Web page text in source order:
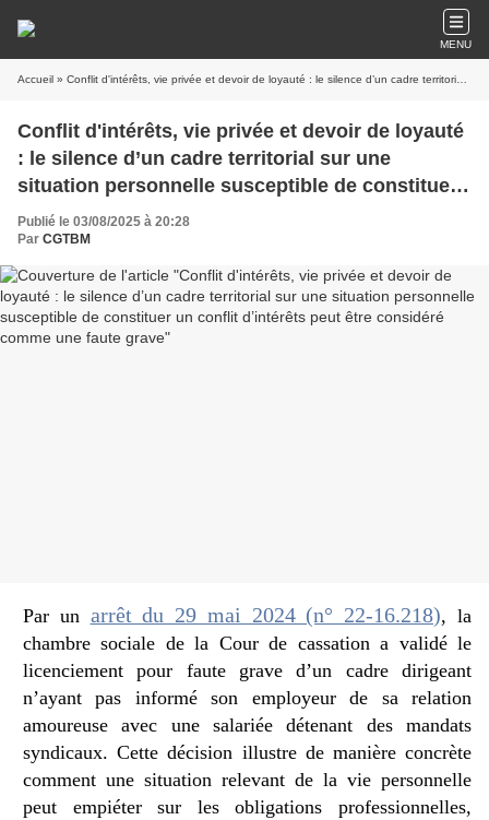
MENU
Accueil » Conflit d'intérêts, vie privée et devoir de loyauté : le silence d’un cadre territorial sur une situation personnelle susceptible de constituer un conflit d’intérêts peut être considéré comme une faute grave
Conflit d'intérêts, vie privée et devoir de loyauté
: le silence d’un cadre territorial sur une
situation personnelle susceptible de constituer
un conflit d’intérêts peut être considéré comme
une faute grave
Publié le 03/08/2025 à 20:28
Par CGTBM
Par un arrêt du 29 mai 2024 (n° 22-16.218), la
chambre sociale de la Cour de cassation a validé le
licenciement pour faute grave d’un cadre dirigeant
n’ayant pas informé son employeur de sa relation
amoureuse avec une salariée détenant des mandats
syndicaux. Cette décision illustre de manière concrète
comment une situation relevant de la vie personnelle
peut empiéter sur les obligations professionnelles,